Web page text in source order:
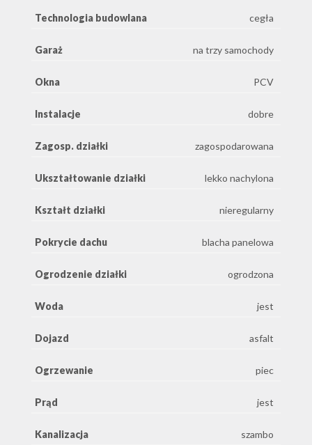
Technologia budowlana cegła
Garaż na trzy samochody
Okna PCV
Instalacje dobre
Zagosp. działki zagospodarowana
Ukształtowanie działki lekko nachylona
Kształt działki nieregularny
Pokrycie dachu blacha panelowa
Ogrodzenie działki ogrodzona
Woda jest
Dojazd asfalt
Ogrzewanie piec
Prąd jest
Kanalizacja szambo